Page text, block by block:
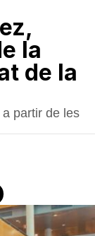
la
de la
partir de les